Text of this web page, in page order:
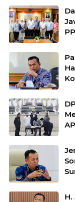
Jenal
H.